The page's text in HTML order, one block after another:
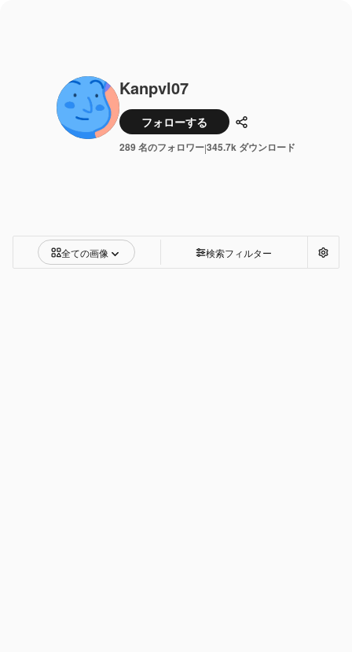
Kanpvl07
フォローする 共有
289 名のフォロワー|345.7k ダウンロード
全ての画像 検索フィルター